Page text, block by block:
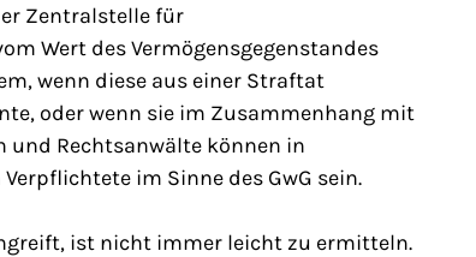
Zentralstelle für
Wert des Vermögensgegenstandes
wenn diese aus einer Straftat
oder wenn sie im Zusammenhang mit
Rechtsanwälte können in
im Sinne des GwG sein.
ist nicht immer leicht zu ermitteln.